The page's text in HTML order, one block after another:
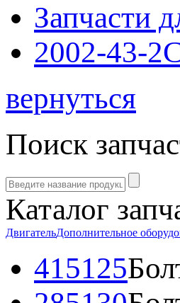
Запчасти
2002-43-
вернуться
Поиск
Каталог
ДвигательДополнительное
415125